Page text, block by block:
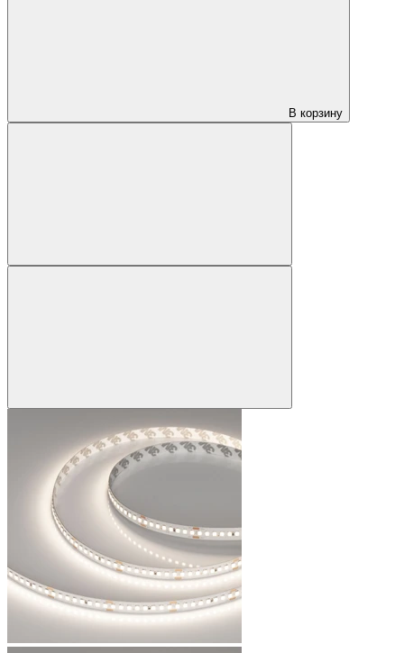
В корзину